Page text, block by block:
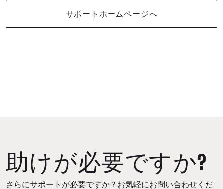
サポートホームページへ
助けが必要ですか?
さらにサポートが必要ですか？お気軽にお問い合わせくだ